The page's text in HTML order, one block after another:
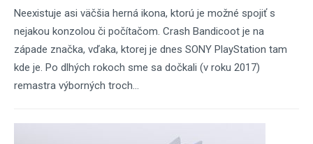
Neexistuje asi väčšia herná ikona, ktorú je možné spojiť s
nejakou konzolou či počítačom. Crash Bandicoot je na
západe značka, vďaka, ktorej je dnes SONY PlayStation tam
kde je. Po dlhých rokoch sme sa dočkali (v roku 2017)
remastra výborných troch...